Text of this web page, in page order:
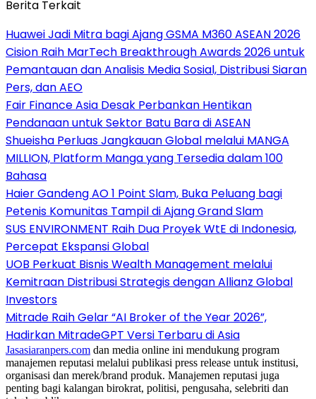
Berita Terkait
Huawei Jadi Mitra bagi Ajang GSMA M360 ASEAN 2026
Cision Raih MarTech Breakthrough Awards 2026 untuk
Pemantauan dan Analisis Media Sosial, Distribusi Siaran
Pers, dan AEO
Fair Finance Asia Desak Perbankan Hentikan
Pendanaan untuk Sektor Batu Bara di ASEAN
Shueisha Perluas Jangkauan Global melalui MANGA
MILLION, Platform Manga yang Tersedia dalam 100
Bahasa
Haier Gandeng AO 1 Point Slam, Buka Peluang bagi
Petenis Komunitas Tampil di Ajang Grand Slam
SUS ENVIRONMENT Raih Dua Proyek WtE di Indonesia,
Percepat Ekspansi Global
UOB Perkuat Bisnis Wealth Management melalui
Kemitraan Distribusi Strategis dengan Allianz Global
Investors
Mitrade Raih Gelar “AI Broker of the Year 2026”,
Hadirkan MitradeGPT Versi Terbaru di Asia
Jasasiaranpers.com dan media online ini mendukung program
manajemen reputasi melalui publikasi press release untuk institusi,
organisasi dan merek/brand produk. Manajemen reputasi juga
penting bagi kalangan birokrat, politisi, pengusaha, selebriti dan